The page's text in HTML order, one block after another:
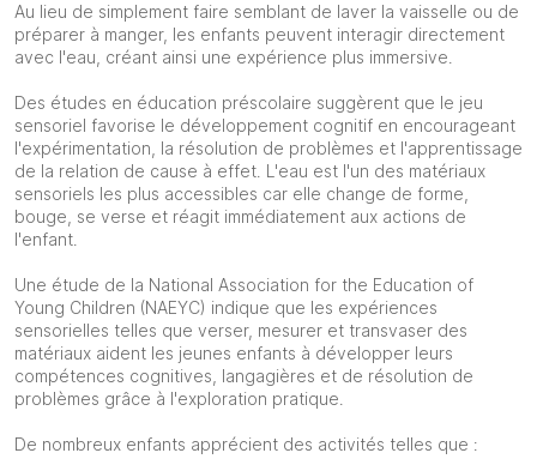
Au lieu de simplement faire semblant de laver la vaisselle ou de
préparer à manger, les enfants peuvent interagir directement
avec l'eau, créant ainsi une expérience plus immersive.
Des études en éducation préscolaire suggèrent que le jeu
sensoriel favorise le développement cognitif en encourageant
l'expérimentation, la résolution de problèmes et l'apprentissage
de la relation de cause à effet. L'eau est l'un des matériaux
sensoriels les plus accessibles car elle change de forme,
bouge, se verse et réagit immédiatement aux actions de
l'enfant.
Une étude de la National Association for the Education of
Young Children (NAEYC) indique que les expériences
sensorielles telles que verser, mesurer et transvaser des
matériaux aident les jeunes enfants à développer leurs
compétences cognitives, langagières et de résolution de
problèmes grâce à l'exploration pratique.
De nombreux enfants apprécient des activités telles que :